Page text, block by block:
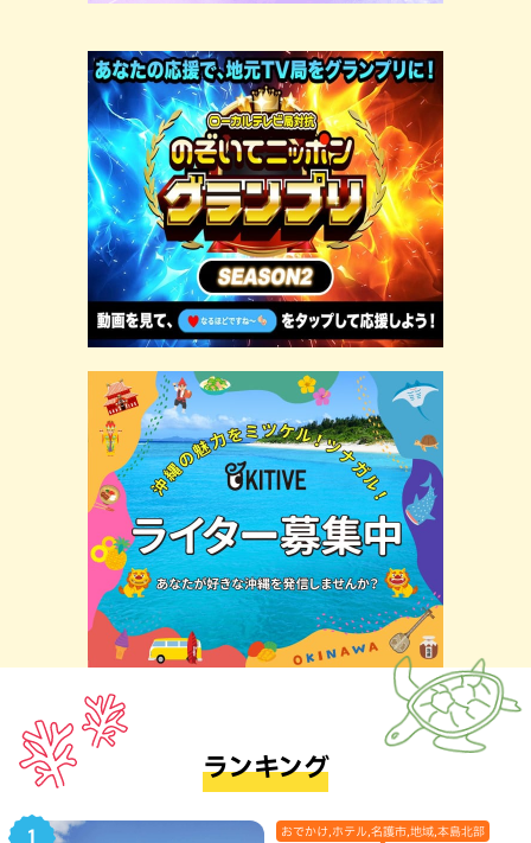
ランキング
おでかけ,ホテル,名護市,地域,本島北部